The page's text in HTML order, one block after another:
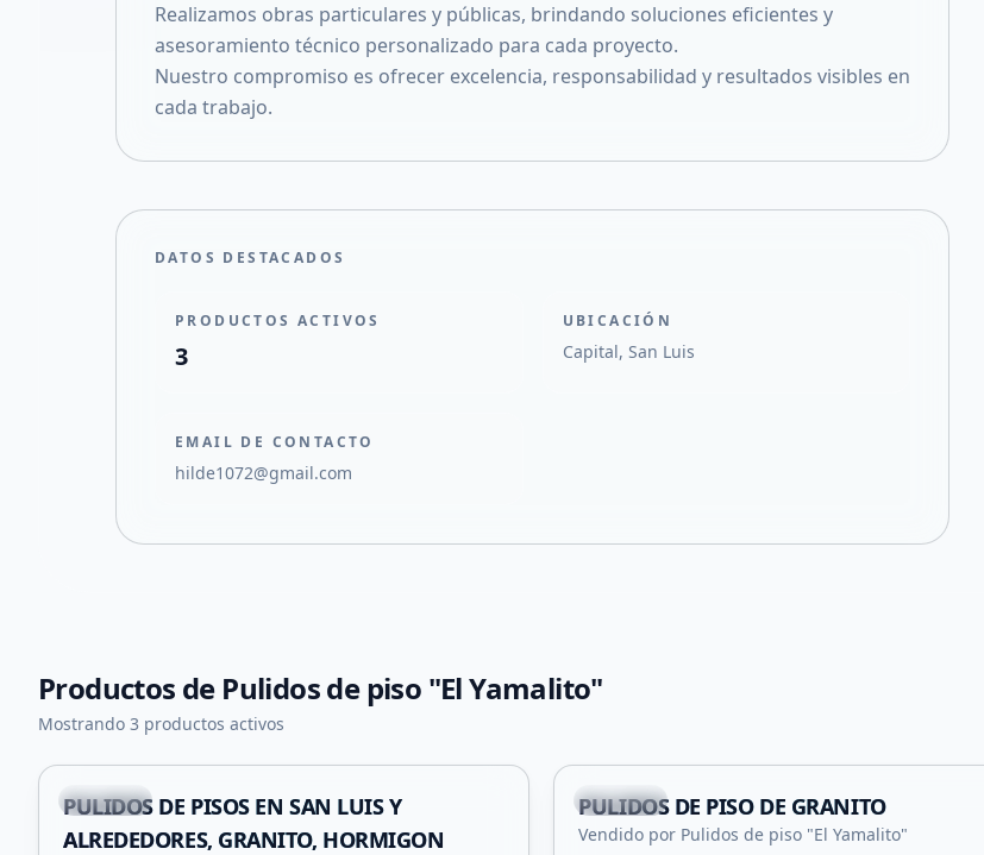
Realizamos obras particulares y públicas, brindando soluciones eficientes y
asesoramiento técnico personalizado para cada proyecto.
Nuestro compromiso es ofrecer excelencia, responsabilidad y resultados visibles en
cada trabajo.
DATOS DESTACADOS
PRODUCTOS ACTIVOS
3
UBICACIÓN
Capital, San Luis
EMAIL DE CONTACTO
hilde1072@gmail.com
Productos de Pulidos de piso "El Yamalito"
Mostrando 3 productos activos
Capital
PULIDOS DE PISOS EN SAN LUIS Y
ALREDEDORES, GRANITO, HORMIGON
Capital
Servicio
PULIDOS DE PISO DE GRANITO
Vendido por Pulidos de piso "El Yamalito"